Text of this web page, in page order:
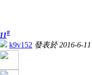
11#
k9v152 發表於 2016-6-